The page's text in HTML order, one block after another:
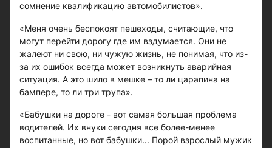
сомнение квалификацию автомобилистов».
«Меня очень беспокоят пешеходы, считающие, что
могут перейти дорогу где им вздумается. Они не
жалеют ни свою, ни чужую жизнь, не понимая, что из-
за их ошибок всегда может возникнуть аварийная
ситуация. А это шило в мешке – то ли царапина на
бампере, то ли три трупа».
«Бабушки на дороге - вот самая большая проблема
водителей. Их внуки сегодня все более-менее
воспитанные, но вот бабушки... Порой взрослый мужик